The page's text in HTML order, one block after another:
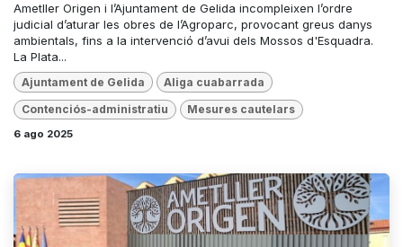
Ametller Origen i l’Ajuntament de Gelida incompleixen l’ordre
judicial d’aturar les obres de l’Agroparc, provocant greus danys
ambientals, fins a la intervenció d’avui dels Mossos d'Esquadra.
La Plata...
Ajuntament de Gelida Aliga cuabarrada
Contenciós-administratiu Mesures cautelars
6 ago 2025